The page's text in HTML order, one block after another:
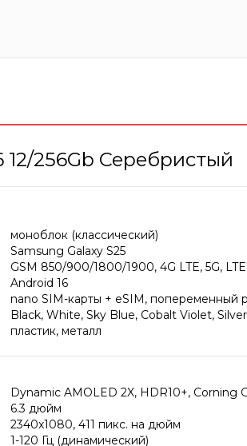
12/256Gb Серебристый
моноблок (классический)
Samsung Galaxy S25
GSM 850/900/1800/1900, 4G LTE, 5G, LTE
Android 16
nano SIM-карты + eSIM, попеременный
Black, White, Sky Blue, Cobalt Violet,
пластик, металл
Dynamic AMOLED 2X, HDR10+, Corning
6.3 дюйм
2340x1080, 411 пикс. на дюйм
1-120 Гц (динамический)